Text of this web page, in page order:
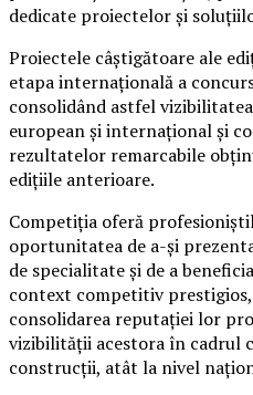
dedicate proiectelor și
Proiectele câștigătoare ale
etapa internațională a
consolidând astfel
european și internațional și
rezultatelor remarcabile
edițiile anterioare.
Competiția oferă
oportunitatea de a-și
de specialitate și de a
context competitiv
consolidarea reputației lor
vizibilității acestora în cadrul
construcții, atât la nivel